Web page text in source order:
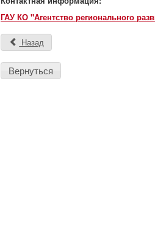
ГАУ КО "Агентство регионального
Назад
Вернуться